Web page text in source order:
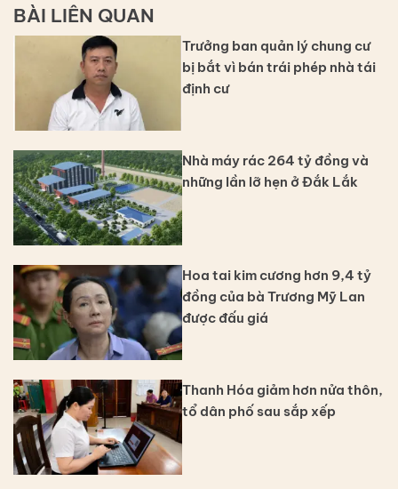
BÀI LIÊN QUAN
Trưởng ban quản lý chung cư
bị bắt vì bán trái phép nhà tái
định cư
Nhà máy rác 264 tỷ đồng và
những lần lỡ hẹn ở Đắk Lắk
Hoa tai kim cương hơn 9,4 tỷ
đồng của bà Trương Mỹ Lan
được đấu giá
Thanh Hóa giảm hơn nửa thôn,
tổ dân phố sau sắp xếp